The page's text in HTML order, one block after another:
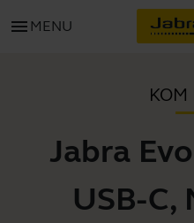
menu MENU
KOM
Jabra
USB-C,